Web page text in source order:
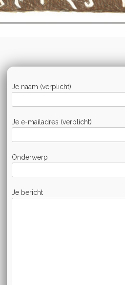
Je naam (verplicht)
Je e-mailadres (verplicht)
Onderwerp
Je bericht